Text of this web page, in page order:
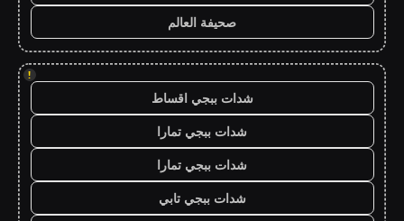
صحيفة العالم
!
شدات ببجي اقساط
شدات ببجي تمارا
شدات ببجي تمارا
شدات ببجي تابي